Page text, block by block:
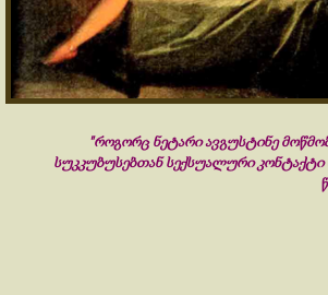
"როგორც ნეტარი ავგუსტინე
სუკკუბუსებთან სექსუალური კონტაქტი